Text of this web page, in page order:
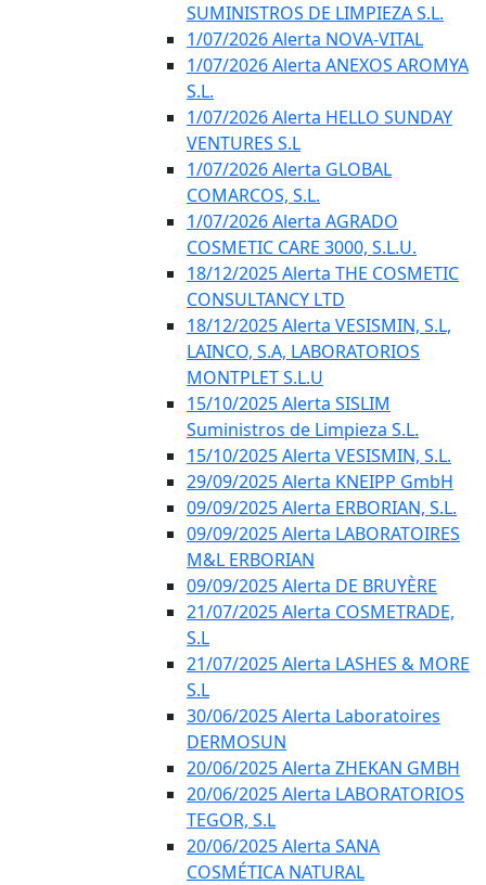
SUMINISTROS DE LIMPIEZA S.L.
1/07/2026 Alerta NOVA-VITAL
1/07/2026 Alerta ANEXOS AROMYA
S.L.
1/07/2026 Alerta HELLO SUNDAY
VENTURES S.L
1/07/2026 Alerta GLOBAL
COMARCOS, S.L.
1/07/2026 Alerta AGRADO
COSMETIC CARE 3000, S.L.U.
18/12/2025 Alerta THE COSMETIC
CONSULTANCY LTD
18/12/2025 Alerta VESISMIN, S.L,
LAINCO, S.A, LABORATORIOS
MONTPLET S.L.U
15/10/2025 Alerta SISLIM
Suministros de Limpieza S.L.
15/10/2025 Alerta VESISMIN, S.L.
29/09/2025 Alerta KNEIPP GmbH
09/09/2025 Alerta ERBORIAN, S.L.
09/09/2025 Alerta LABORATOIRES
M&L ERBORIAN
09/09/2025 Alerta DE BRUYÈRE
21/07/2025 Alerta COSMETRADE,
S.L
21/07/2025 Alerta LASHES & MORE
S.L
30/06/2025 Alerta Laboratoires
DERMOSUN
20/06/2025 Alerta ZHEKAN GMBH
20/06/2025 Alerta LABORATORIOS
TEGOR, S.L
20/06/2025 Alerta SANA
COSMÉTICA NATURAL